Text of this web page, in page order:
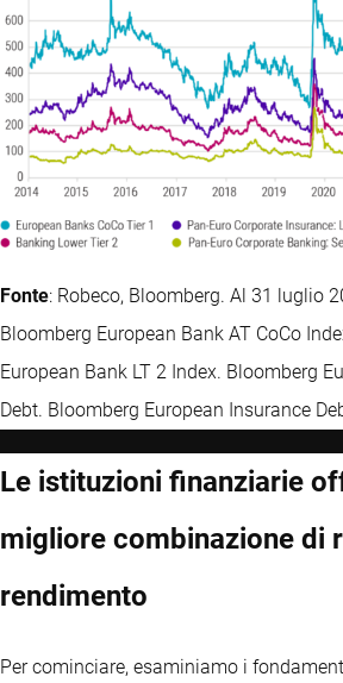
Fonte: Robeco, Bloomberg. Al 31 luglio
Bloomberg European Bank AT CoCo
European Bank LT 2 Index. Bloomberg
Debt. Bloomberg European Insurance
Le istituzioni finanziarie
migliore combinazione di
rendimento
Per cominciare, esaminiamo i